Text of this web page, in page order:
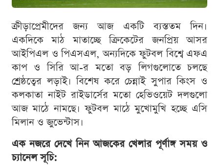
ক্রীড়াপ্রেমীদের জন্য আজ একটি ব্যস্ততম দিন।
একদিকে মাঠ মাতাচ্ছে ক্রিকেটের জনপ্রিয় আসর
আইপিএল ও পিএসএল, অন্যদিকে ফুটবল বিশ্বে এফএ
কাপ ও সিরি আ-র মতো বড় লিগগুলোতে চলছে
শ্রেষ্ঠত্বের লড়াই। বিশেষ করে চেন্নাই সুপার কিংস ও
কলকাতা নাইট রাইডার্সের মতো হেভিওয়েট দলগুলো
আজ মাঠে নামছে। ফুটবল মাঠে মুখোমুখি হচ্ছে এসি
মিলান ও জুভেন্টাস।
এক নজরে দেখে নিন আজকের খেলার পূর্ণাঙ্গ সময় ও
চ্যানেল সূচি: